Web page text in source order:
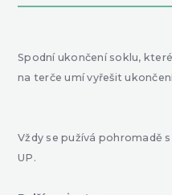
Spodní ukončení soklu,
na terče umí vyřešit
Vždy se pužívá pohromadě
UP.